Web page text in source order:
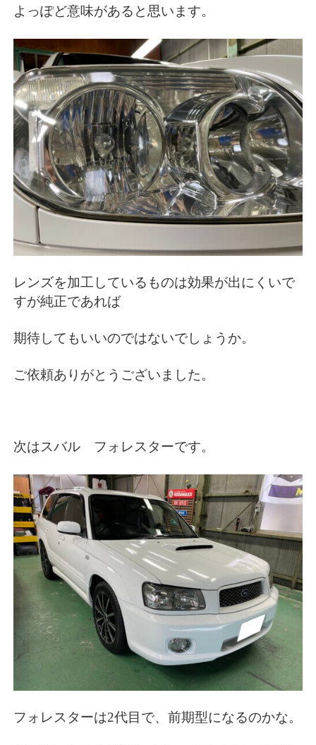
よっぽど意味があると思います。
レンズを加工しているものは効果が出にくいで
すが純正であれば
期待してもいいのではないでしょうか。
ご依頼ありがとうございました。
次はスバル フォレスターです。
フォレスターは2代目で、前期型になるのかな。